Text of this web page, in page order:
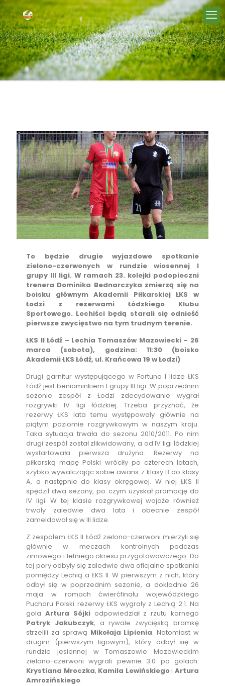
To będzie drugie wyjazdowe spotkanie
zielono-czerwonych w rundzie wiosennej I
grupy III ligi. W ramach 23. kolejki podopieczni
trenera Dominika Bednarczyka zmierzą się na
boisku głównym Akademii Piłkarskiej ŁKS w
Łodzi z rezerwami Łódzkiego Klubu
Sportowego. Lechiści będą starali się odnieść
pierwsze zwycięstwo na tym trudnym terenie.
ŁKS II Łódź – Lechia Tomaszów Mazowiecki – 26
marca (sobota), godzina: 11:30 (boisko
Akademii ŁKS Łódź, ul. Krańcowa 19 w Łodzi)
Drugi garnitur występującego w Fortuna I lidze ŁKS
Łódź jest beniaminkiem I grupy III ligi. W poprzednim
sezonie zespół z Łodzi zdecydowanie wygrał
rozgrywki IV ligi łódzkiej. Trzeba przyznać, że
rezerwy ŁKS lata temu występowały głównie na
piątym poziomie rozgrywkowym w naszym kraju.
Taka sytuacja trwała do sezonu 2010/2011. Po nim
drugi zespół został zlikwidowany, a od IV ligi łódzkiej
wystartowała pierwsza drużyna. Rezerwy na
piłkarską mapę Polski wróciły po czterech latach,
szybko wywalczając sobie awans z klasy B do klasy
A, a następnie do klasy okręgowej. W niej ŁKS II
spędził dwa sezony, po czym uzyskał promocję do
IV ligi. W tej klasie rozgrywkowej wojaże również
trwały zaledwie dwa lata i obecnie zespół
zameldował się w III lidze.
Z zespołem ŁKS II Łódź zielono-czerwoni mierzyli się
głównie w meczach kontrolnych podczas
zimowego i letniego okresu przygotowawczego. Do
tej pory odbyły się zaledwie dwa oficjalne spotkania
pomiędzy Lechią a ŁKS II. W pierwszym z nich, który
odbył się w poprzednim sezonie, a dokładnie 26
maja w ramach ćwierćfinału wojewódzkiego
Pucharu Polski rezerwy ŁKS wygrały z Lechią 2:1. Na
gola Artura Sójkiodpowiedział z rzutu karnego
Patryk Jakubczyk, a rywale zwycięską bramkę
strzelili za sprawą Mikołaja Lipienia. Natomiast w
drugim (pierwszym ligowym), który odbył się w
rundzie jesiennej w Tomaszowie Mazowieckim
zielono-czerwoni wygrali pewnie 3:0 po golach:
Krystiana Mroczka, Kamila Lewińskiegoi Artura
Amrozińskiego.